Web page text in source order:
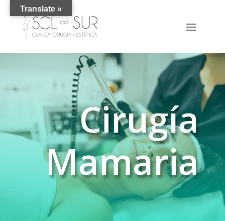
Cirugía
Mamaria
Translate »